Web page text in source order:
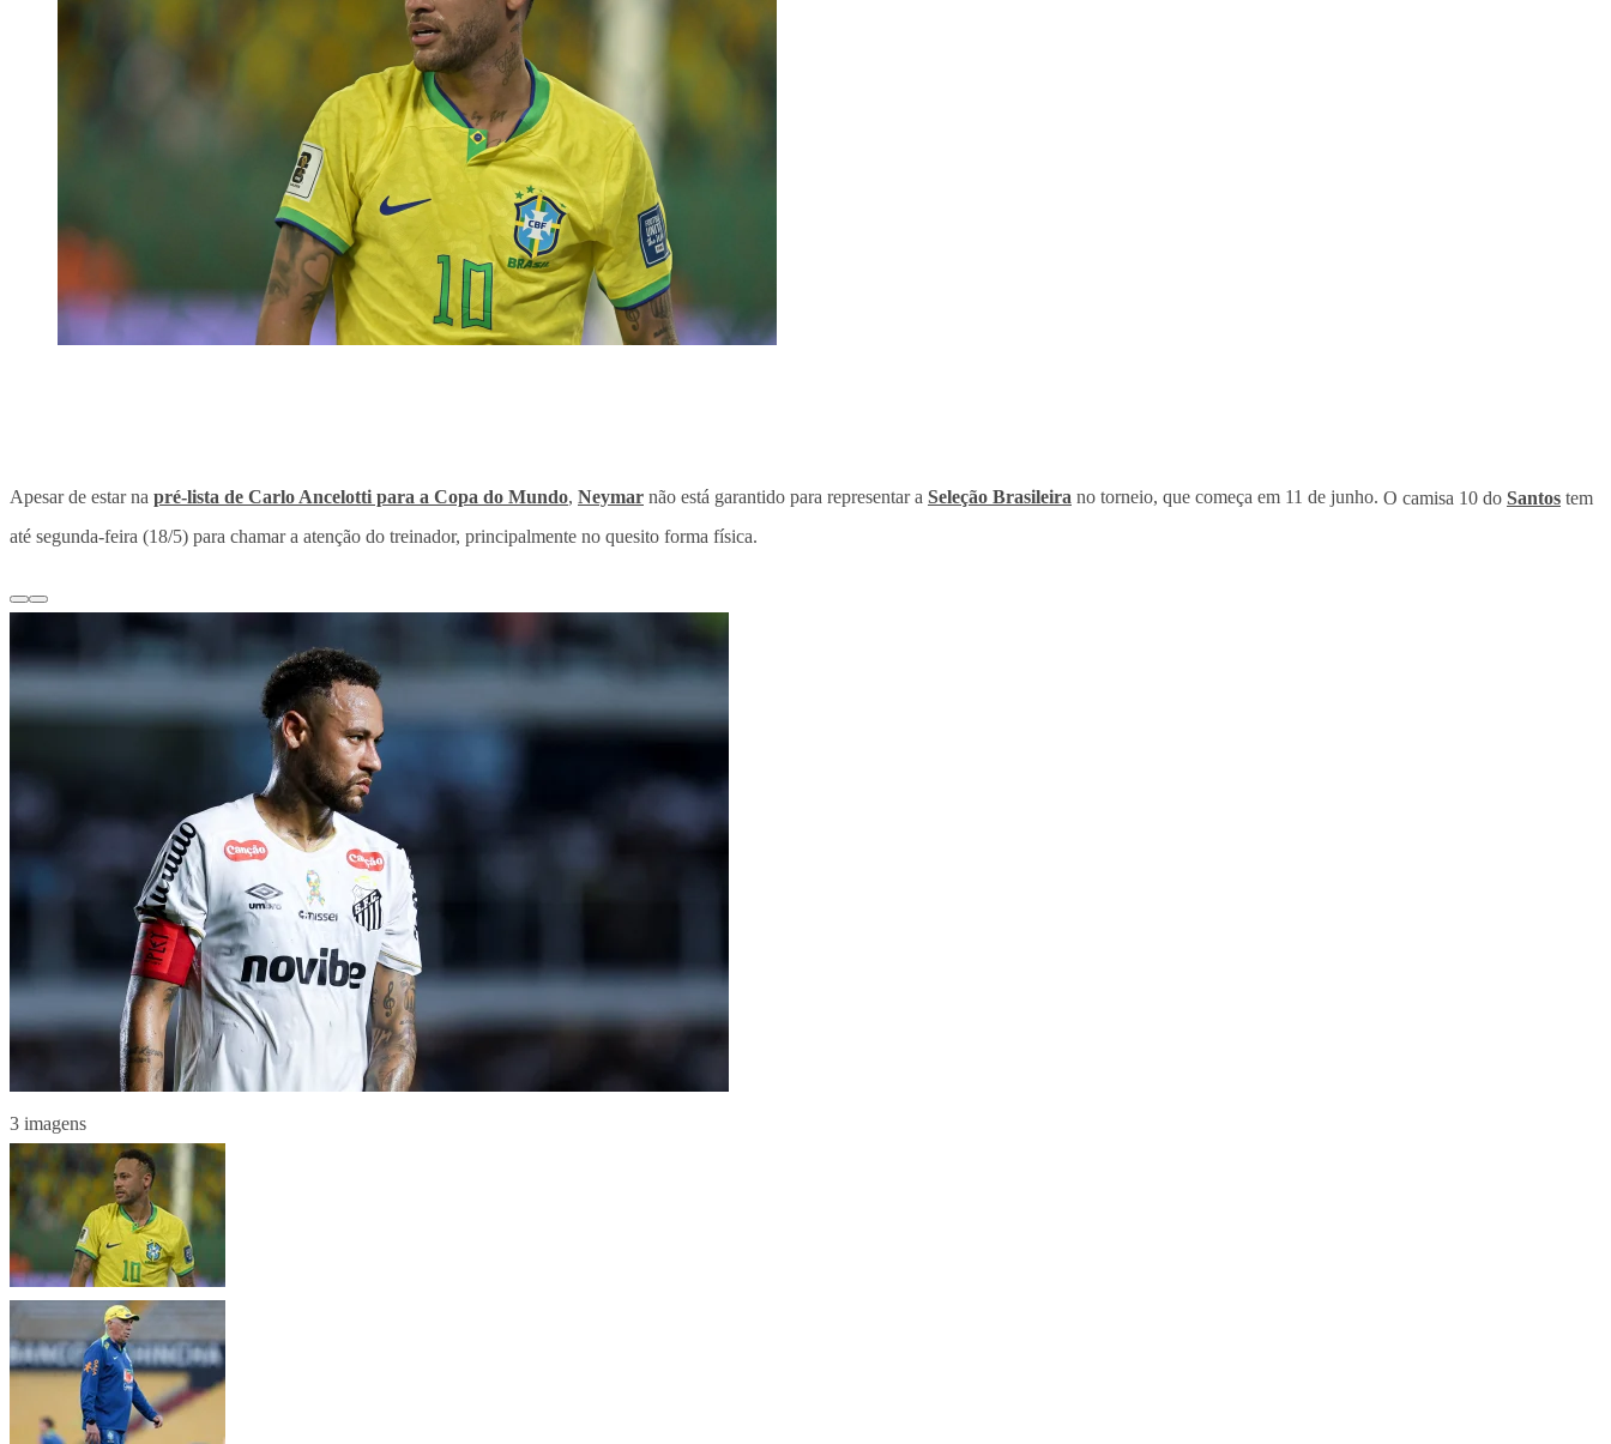
Apesar de estar na pré-lista de Carlo Ancelotti para a Copa do Mundo, Neymar não está garantido para representar a Seleção Brasileira no torneio, que começa em 11 de junho. O camisa 10 do Santos tem
até segunda-feira (18/5) para chamar a atenção do treinador, principalmente no quesito forma física.
3 imagens